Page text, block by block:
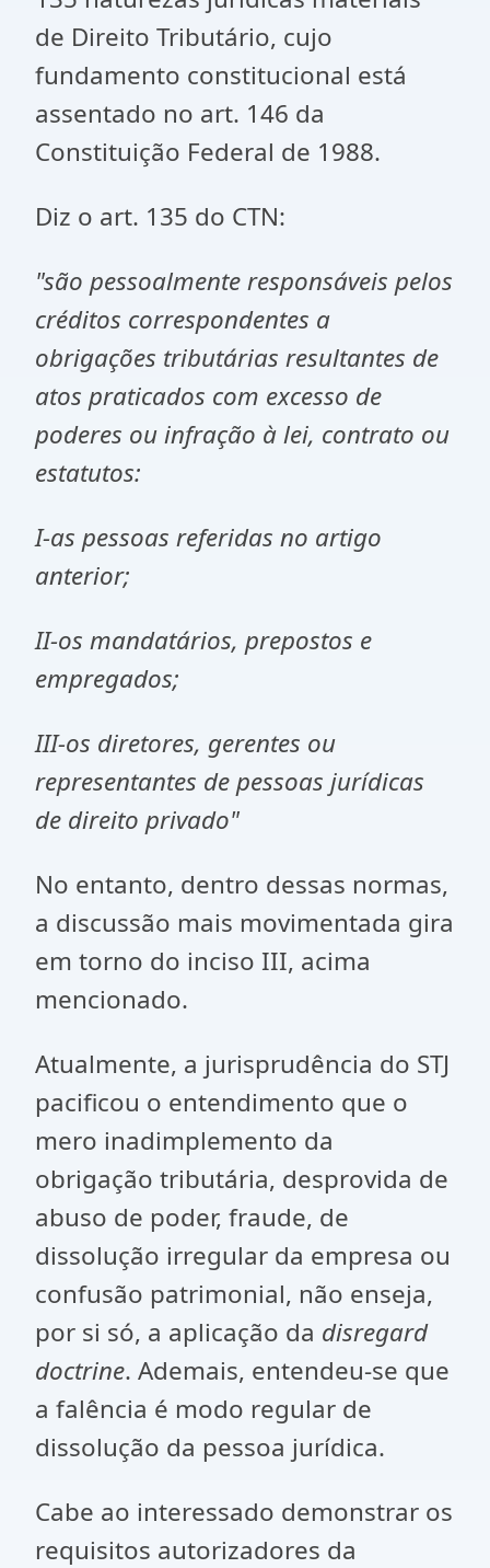
de Direito Tributário, cujo
fundamento constitucional está
assentado no art. 146 da
Constituição Federal de 1988.
Diz o art. 135 do CTN:
"são pessoalmente responsáveis pelos
créditos correspondentes a
obrigações tributárias resultantes de
atos praticados com excesso de
poderes ou infração à lei, contrato ou
estatutos:
I-as pessoas referidas no artigo
anterior;
II-os mandatários, prepostos e
empregados;
III-os diretores, gerentes ou
representantes de pessoas jurídicas
de direito privado"
No entanto, dentro dessas normas,
a discussão mais movimentada gira
em torno do inciso III, acima
mencionado.
Atualmente, a jurisprudência do STJ
pacificou o entendimento que o
mero inadimplemento da
obrigação tributária, desprovida de
abuso de poder, fraude, de
dissolução irregular da empresa ou
confusão patrimonial, não enseja,
por si só, a aplicação da disregard
doctrine. Ademais, entendeu-se que
a falência é modo regular de
dissolução da pessoa jurídica.
Cabe ao interessado demonstrar os
requisitos autorizadores da